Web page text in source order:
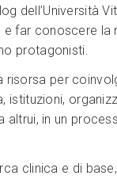
dell’Università
far conoscere
protagonisti.
risorsa per
istituzioni,
altrui, in un
clinica e di